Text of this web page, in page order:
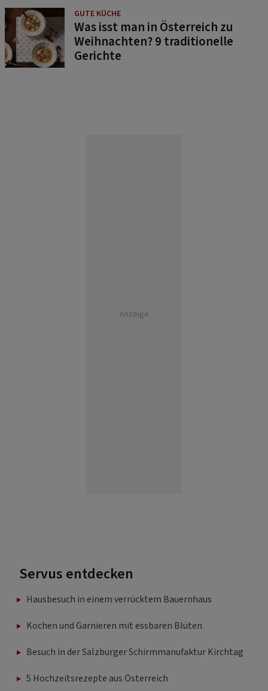
GUTE KÜCHE
Was isst man in Österreich zu
Weihnachten? 9 traditionelle
Gerichte
Anzeige
Servus entdecken
Hausbesuch in einem verrücktem Bauernhaus
Kochen und Garnieren mit essbaren Blüten
Besuch in der Salzburger Schirmmanufaktur Kirchtag
5 Hochzeitsrezepte aus Österreich